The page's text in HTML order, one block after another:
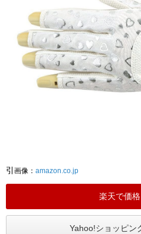
引 画像： amazon.co.jp
楽天で価
Yahoo!ショッピン